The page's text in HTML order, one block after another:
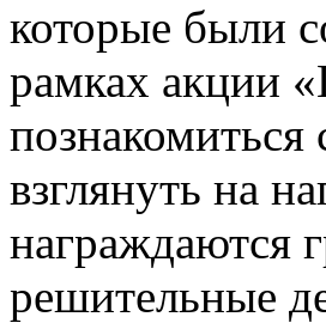
которые были
рамках акции
взглянуть на
награждаются
решительные